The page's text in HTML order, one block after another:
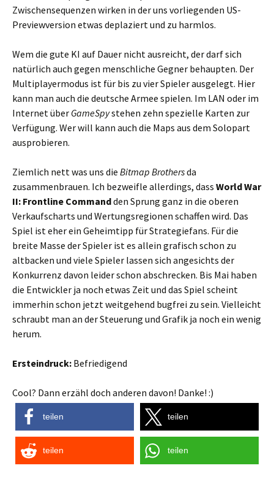
Zwischensequenzen wirken in der uns vorliegenden US-
Previewversion etwas deplaziert und zu harmlos.
Wem die gute KI auf Dauer nicht ausreicht, der darf sich
natürlich auch gegen menschliche Gegner behaupten. Der
Multiplayermodus ist für bis zu vier Spieler ausgelegt. Hier
kann man auch die deutsche Armee spielen. Im LAN oder im
Internet über GameSpystehen zehn spezielle Karten zur
Verfügung. Wer will kann auch die Maps aus dem Solopart
ausprobieren.
Ziemlich nett was uns die Bitmap Brothersda
zusammenbrauen. Ich bezweifle allerdings, dass World War
II: Frontline Commandden Sprung ganz in die oberen
Verkaufscharts und Wertungsregionen schaffen wird. Das
Spiel ist eher ein Geheimtipp für Strategiefans. Für die
breite Masse der Spieler ist es allein grafisch schon zu
altbacken und viele Spieler lassen sich angesichts der
Konkurrenz davon leider schon abschrecken. Bis Mai haben
die Entwickler ja noch etwas Zeit und das Spiel scheint
immerhin schon jetzt weitgehend bugfrei zu sein. Vielleicht
schraubt man an der Steuerung und Grafik ja noch ein wenig
herum.
Ersteindruck: Befriedigend
Cool? Dann erzähl doch anderen davon! Danke! :)
teilen teilen
teilen teilen